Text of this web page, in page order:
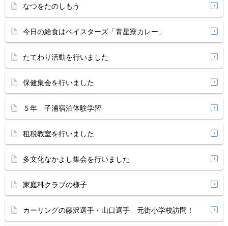
なつをたのしもう
今日の給食はベイスターズ「青星寮カレー」
たてわり活動を行いました
保健集会を行いました
５年 子浦宿泊体験学習
租税教室を行いました
多文化なかよし集会を行いました
家庭科クラブの様子
カーリングの藤沢選手・山口選手 元街小学校訪問！